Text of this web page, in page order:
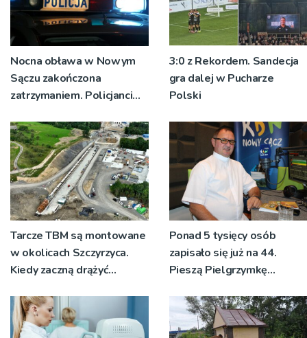
Nocna obława w Nowym
Sączu zakończona
zatrzymaniem. Policjanci
dźgnięcia 31-letniego
mężczyzny
3:0 z Rekordem. Sandecja
gra dalej w Pucharze
Polski
Tarcze TBM są montowane
w okolicach Szczyrzyca.
Kiedy zaczną drążyć
Ponad 5 tysięcy osób
zapisało się już na 44.
Pieszą Pielgrzymkę